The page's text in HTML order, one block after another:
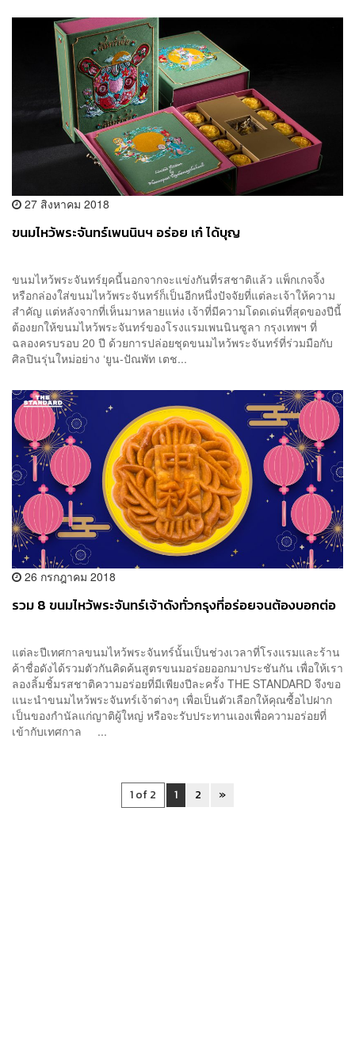
27 สิงหาคม 2018
ขนมไหว้พระจันทร์เพนนินฯ อร่อย เก๋ ได้บุญ
ขนมไหว้พระจันทร์ยุคนี้นอกจากจะแข่งกันที่รสชาติแล้ว แพ็กเกจจิ้ง
หรือกล่องใส่ขนมไหว้พระจันทร์ก็เป็นอีกหนึ่งปัจจัยที่แต่ละเจ้าให้ความ
สำคัญ แต่หลังจากที่เห็นมาหลายแห่ง เจ้าที่มีความโดดเด่นที่สุดของปีนี้
ต้องยกให้ขนมไหว้พระจันทร์ของโรงแรมเพนนินซูลา กรุงเทพฯ ที่
ฉลองครบรอบ 20 ปี ด้วยการปล่อยชุดขนมไหว้พระจันทร์ที่ร่วมมือกับ
ศิลปินรุ่นใหม่อย่าง ‘ยูน-ปัณพัท เตช...
26 กรกฎาคม 2018
รวม 8 ขนมไหว้พระจันทร์เจ้าดังทั่วกรุงที่อร่อยจนต้องบอกต่อ
แต่ละปีเทศกาลขนมไหว้พระจันทร์นั้นเป็นช่วงเวลาที่โรงแรมและร้าน
ค้าชื่อดังได้รวมตัวกันคิดค้นสูตรขนมอร่อยออกมาประชันกัน เพื่อให้เรา
ลองลิ้มชิ้มรสชาติความอร่อยที่มีเพียงปีละครั้ง THE STANDARD จึงขอ
แนะนำขนมไหว้พระจันทร์เจ้าต่างๆ เพื่อเป็นตัวเลือกให้คุณซื้อไปฝาก
เป็นของกำนัลแก่ญาติผู้ใหญ่ หรือจะรับประทานเองเพื่อความอร่อยที่
เข้ากับเทศกาล ...
1 of 2 1 2 »